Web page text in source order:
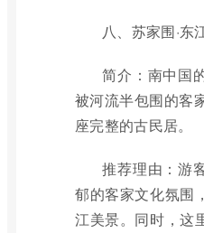
八、苏家围·东
简介：南中国
被河流半包围的客
座完整的古民居。
推荐理由：游
郁的客家文化氛围
江美景。同时，这